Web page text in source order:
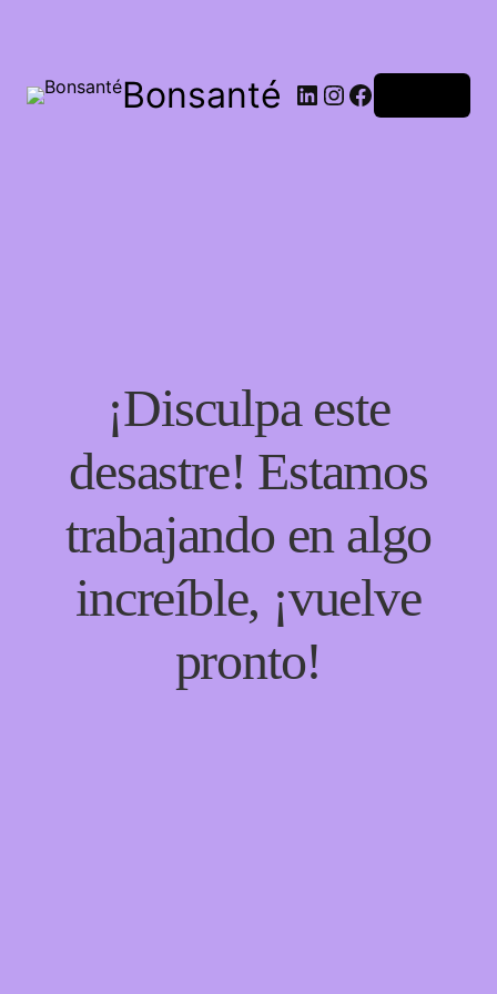
Bonsanté
¡Disculpa este
desastre! Estamos
trabajando en algo
increíble, ¡vuelve
pronto!